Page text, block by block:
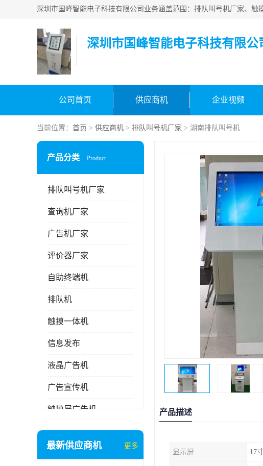
深圳市国峰智能电子科技有限公
公司首页 供应商机 企业视频
当前位置： 首页 > 供应商机 > 排队叫号机厂家 > 湖南排队叫号机
产品分类 Product
排队叫号机厂家
查询机厂家
广告机厂家
评价器厂家
自助终端机
排队机
触摸一体机
信息发布
液晶广告机
广告宣传机
触摸屏广告机
液晶显示器
最新供应商机 更多
产品描述
显示屏 17